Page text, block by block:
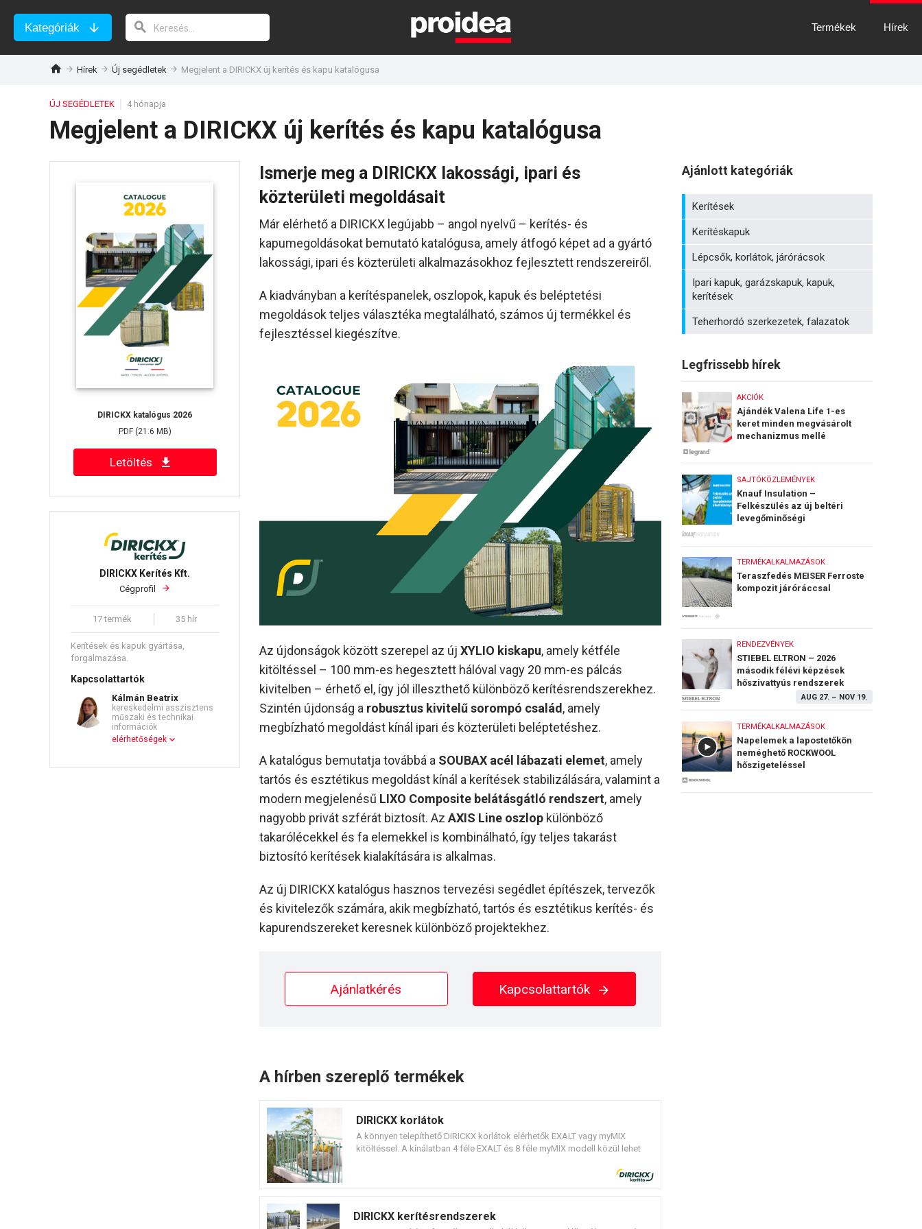
Kategóriák Termékek Hírek
Hírek Új segédletek Megjelent a DIRICKX új kerítés és kapu katalógusa
ÚJ SEGÉDLETEK 4 hónapja
Megjelent a DIRICKX új kerítés és kapu katalógusa
DIRICKX katalógus 2026
PDF(21.6 MB)
Letöltés
DIRICKX Kerítés Kft.
Cégprofil
17 termék 35 hír
Kerítések és kapuk gyártása,
forgalmazása.
Kapcsolattartók
Kálmán Beatrix
kereskedelmi asszisztens
műszaki és technikai
információk
elérhetőségek
Ismerje meg a DIRICKX lakossági, ipari és
közterületi megoldásait
Már elérhető a DIRICKX legújabb – angol nyelvű – kerítés- és
kapumegoldásokat bemutató katalógusa, amely átfogó képet ad a gyártó
lakossági, ipari és közterületi alkalmazásokhoz fejlesztett rendszereiről.
A kiadványban a kerítéspanelek, oszlopok, kapuk és beléptetési
megoldások teljes választéka megtalálható, számos új termékkel és
fejlesztéssel kiegészítve.
Az újdonságok között szerepel az új XYLIO kiskapu, amely kétféle
kitöltéssel – 100 mm-es hegesztett hálóval vagy 20 mm-es pálcás
kivitelben – érhető el, így jól illeszthető különböző kerítésrendszerekhez.
Szintén újdonság a robusztus kivitelű sorompó család , amely
megbízható megoldást kínál ipari és közterületi beléptetéshez.
A katalógus bemutatja továbbá a SOUBAX acél lábazati elemet, amely
tartós és esztétikus megoldást kínál a kerítések stabilizálására, valamint a
modern megjelenésű LIXO Composite belátásgátló rendszert, amely
nagyobb privát szférát biztosít. Az AXIS Line oszlop különböző
takarólécekkel és fa elemekkel is kombinálható, így teljes takarást
biztosító kerítések kialakítására is alkalmas.
Az új DIRICKX katalógus hasznos tervezési segédlet építészek, tervezők
és kivitelezők számára, akik megbízható, tartós és esztétikus kerítés- és
kapurendszereket keresnek különböző projektekhez.
Ajánlatkérés Kapcsolattartók
A hírben szereplő termékek
DIRICKX korlátok
A könnyen telepíthető DIRICKX korlátok elérhetők EXALT vagy myMIX
kitöltéssel. A kínálatban 4 féle EXALT és 8 féle myMIX modell közül lehet
DIRICKX kerítésrendszerek
Ajánlott kategóriák
Kerítések
Kerítéskapuk
Lépcsők, korlátok, járórácsok
Ipari kapuk, garázskapuk, kapuk,
kerítések
Teherhordó szerkezetek, falazatok
Legfrissebb hírek
AKCIÓK
Ajándék Valena Life 1-es
keret minden megvásárolt
mechanizmus mellé
SAJTÓKÖZLEMÉNYEK
Knauf Insulation –
Felkészülés az új beltéri
levegőminőségi
TERMÉKALKALMAZÁSOK
Teraszfedés MEISER Ferroste
kompozit járóráccsal
AUG 27. – NOV 19.
RENDEZVÉNYEK
STIEBEL ELTRON – 2026
második félévi képzések
hőszivattyús rendszerek
TERMÉKALKALMAZÁSOK
Napelemek a lapostetőkön
neméghető ROCKWOOL
hőszigeteléssel